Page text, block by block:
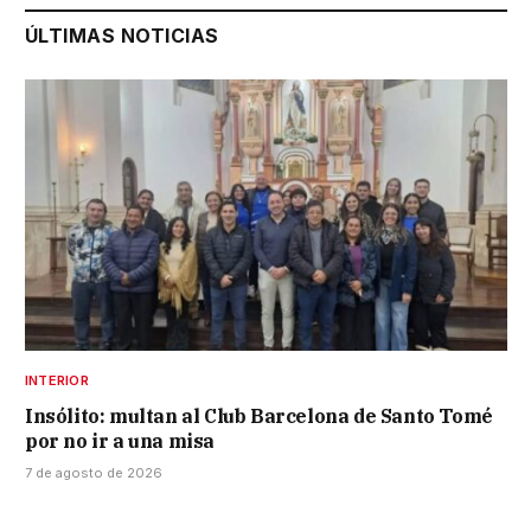
ÚLTIMAS NOTICIAS
INTERIOR
Insólito: multan al Club Barcelona de Santo Tomé
por no ir a una misa
7 de agosto de 2026